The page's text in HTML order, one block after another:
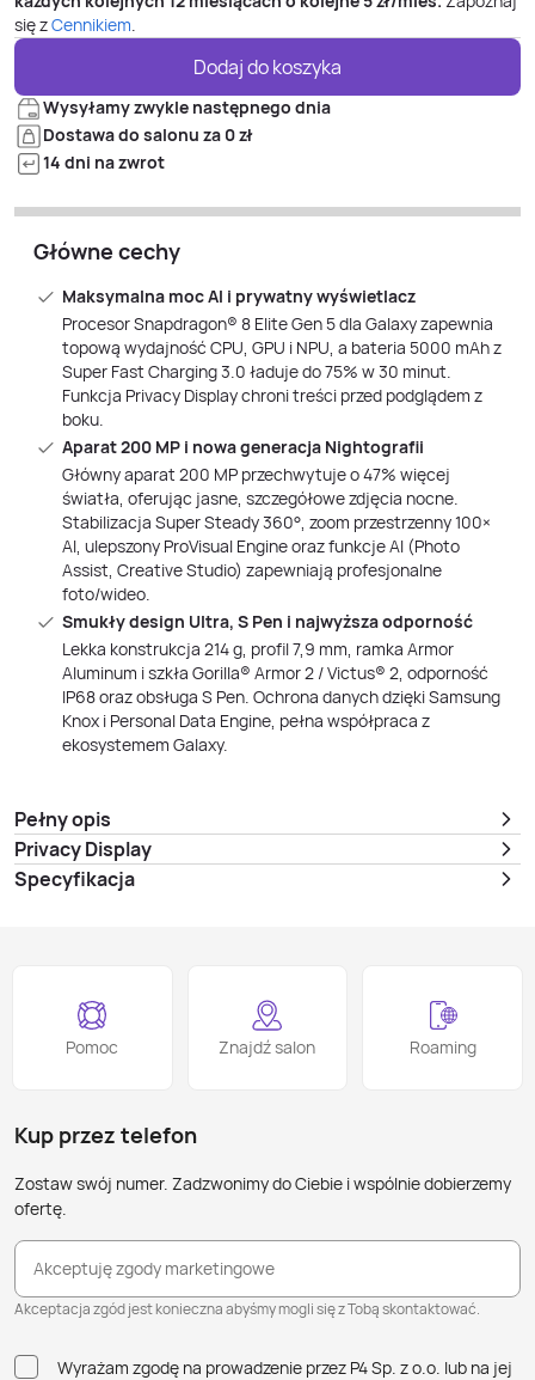
się zCennikiem.
Dodaj do koszyka
Wysyłamy zwykle następnego dnia
Dostawa do salonu za 0 zł
14 dni na zwrot
Główne cechy
Maksymalna moc AI i prywatny wyświetlacz
Procesor Snapdragon® 8 Elite Gen 5 dla Galaxy zapewnia
topową wydajność CPU, GPU i NPU, a bateria 5000 mAh z
Super Fast Charging 3.0 ładuje do 75% w 30 minut.
Funkcja Privacy Display chroni treści przed podglądem z
boku.
Aparat 200 MP i nowa generacja Nightografii
Główny aparat 200 MP przechwytuje o 47% więcej
światła, oferując jasne, szczegółowe zdjęcia nocne.
Stabilizacja Super Steady 360°, zoom przestrzenny 100×
AI, ulepszony ProVisual Engine oraz funkcje AI (Photo
Assist, Creative Studio) zapewniają profesjonalne
foto/wideo.
Smukły design Ultra, S Pen i najwyższa odporność
Lekka konstrukcja 214 g, profil 7,9 mm, ramka Armor
Aluminum i szkła Gorilla® Armor 2 / Victus® 2, odporność
IP68 oraz obsługa S Pen. Ochrona danych dzięki Samsung
Knox i Personal Data Engine, pełna współpraca z
ekosystemem Galaxy.
Pełny opis
Privacy Display
Specyfikacja
Pomoc Znajdź salon Roaming
Kup przez telefon
Zostaw swój numer. Zadzwonimy do Ciebie i wspólnie dobierzemy
ofertę.
Akceptuję zgody marketingowe
Akceptacja zgód jest konieczna abyśmy mogli się z Tobą skontaktować.
Wyrażam zgodę na prowadzenie przez P4 Sp. z o.o. lub na jej